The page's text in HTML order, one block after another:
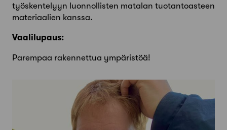
työskentelyyn luonnollisten matalan tuotantoasteen
materiaalien kanssa.
Vaalilupaus:
Parempaa rakennettua ympäristöä!